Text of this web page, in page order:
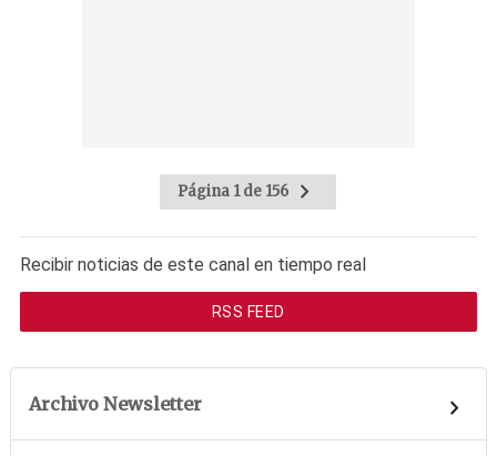
Página 1 de 156
Recibir noticias de este canal en tiempo real
RSS FEED
Archivo Newsletter